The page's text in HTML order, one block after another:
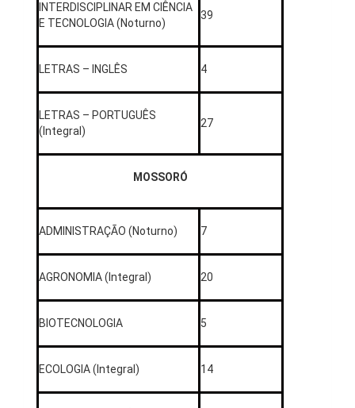
INTERDISCIPLINAR EM CIÊNCIA
E TECNOLOGIA (Noturno)
39
LETRAS – INGLÊS 4
LETRAS – PORTUGUÊS
(Integral)
27
MOSSORÓ
ADMINISTRAÇÃO (Noturno) 7
AGRONOMIA (Integral) 20
BIOTECNOLOGIA 5
ECOLOGIA (Integral) 14